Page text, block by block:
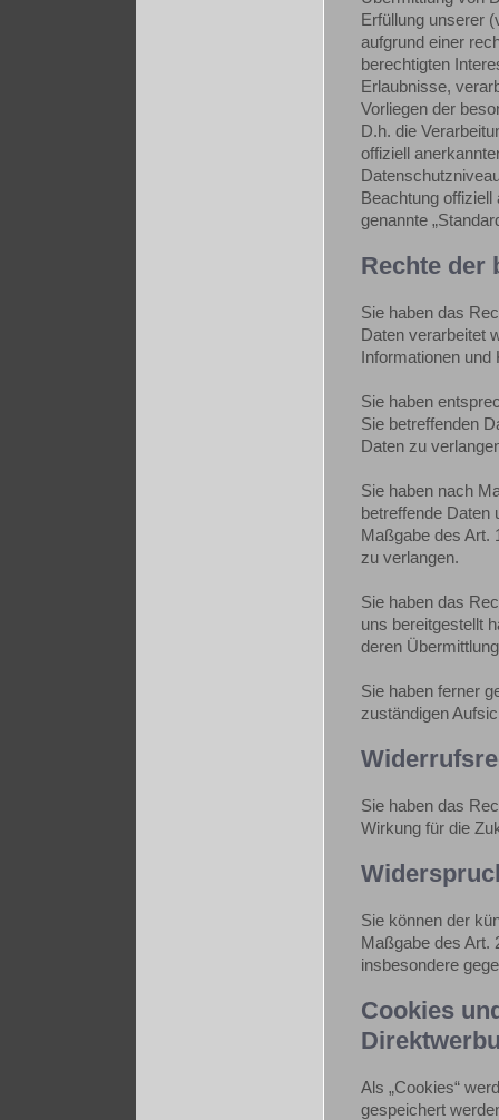
Erfüllung unserer
aufgrund einer
berechtigten
Erlaubnisse,
Vorliegen der
D.h. die
offiziell
Beachtung
genannte
Rechte der
Sie haben das
Daten verarbeitet
Informationen und
Sie haben
Sie betreffenden
Daten zu
Sie haben nach
betreffende Daten
Maßgabe des Art.
zu verlangen.
Sie haben das
uns bereitgestellt
deren
Sie haben ferner
zuständigen
Sie haben das
Wirkung für die
Sie können der
Maßgabe des Art.
insbesondere
Cookies
Als „Cookies“
gespeichert